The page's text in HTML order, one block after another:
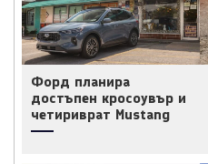
Форд планира
достъпен кросоувър и
четириврат Mustang